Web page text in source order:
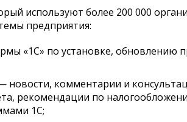
используют более 200 000
предприятия:
«1С» по установке, обновлению
комментарии и
рекомендации по
1С;